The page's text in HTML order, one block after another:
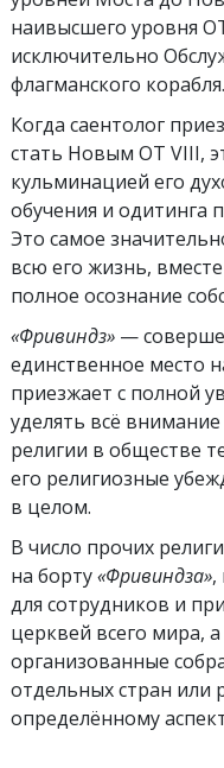
наивысшего уровня
исключительно
флагманского корабля.
Когда саентолог
стать Новым ОТ VIII,
кульминацией его
обучения и одитинга
Это самое
всю его жизнь,
полное осознание
«Фривиндз» —
единственное место
приезжает с полной
уделять всё
религии в обществе
его религиозные
в целом.
В число прочих
на борту«Фривиндза»,
для сотрудников и
церквей всего мира,
организованные
отдельных стран
определённому